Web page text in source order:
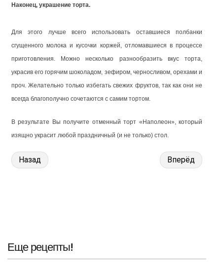
Наконец, украшение торта.
Для этого лучше всего использовать оставшиеся полбанки
сгущенного молока и кусочки коржей, отломавшиеся в процессе
приготовления. Можно несколько разнообразить вкус торта,
украсив его горячим шоколадом, зефиром, черносливом, орехами и
проч. Желательно только избегать свежих фруктов, так как они не
всегда благополучно сочетаются с самим тортом.
В результате Вы получите отменный торт «Наполеон», который
изящно украсит любой праздничный (и не только) стол.
Назад Вперёд
Еще рецепты!